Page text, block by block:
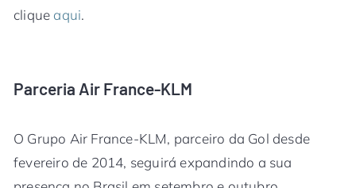
clique aqui.
Parceria Air France-KLM
O Grupo Air France-KLM, parceiro da Gol desde
fevereiro de 2014, seguirá expandindo a sua